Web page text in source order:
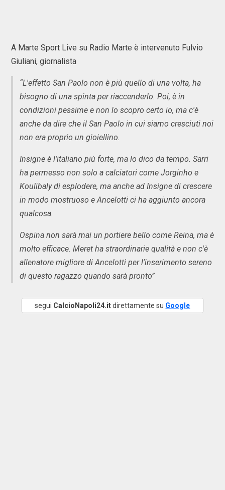
A Marte Sport Live su Radio Marte è intervenuto Fulvio
Giuliani, giornalista
“L'effetto San Paolo non è più quello di una volta, ha
bisogno di una spinta per riaccenderlo. Poi, è in
condizioni pessime e non lo scopro certo io, ma c'è
anche da dire che il San Paolo in cui siamo cresciuti noi
non era proprio un gioiellino.
Insigne è l'italiano più forte, ma lo dico da tempo. Sarri
ha permesso non solo a calciatori come Jorginho e
Koulibaly di esplodere, ma anche ad Insigne di crescere
in modo mostruoso e Ancelotti ci ha aggiunto ancora
qualcosa.
Ospina non sarà mai un portiere bello come Reina, ma è
molto efficace. Meret ha straordinarie qualità e non c'è
allenatore migliore di Ancelotti per l'inserimento sereno
di questo ragazzo quando sarà pronto”
segui CalcioNapoli24.itdirettamente su Google